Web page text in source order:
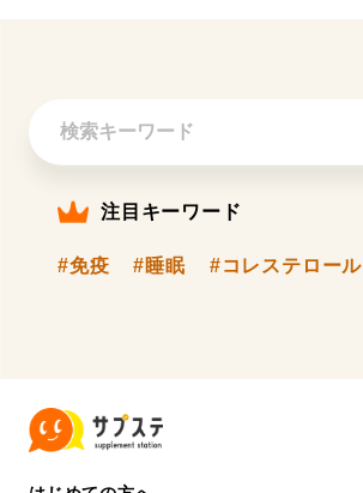
注目キーワード
#免疫 #睡眠 #コレステロール